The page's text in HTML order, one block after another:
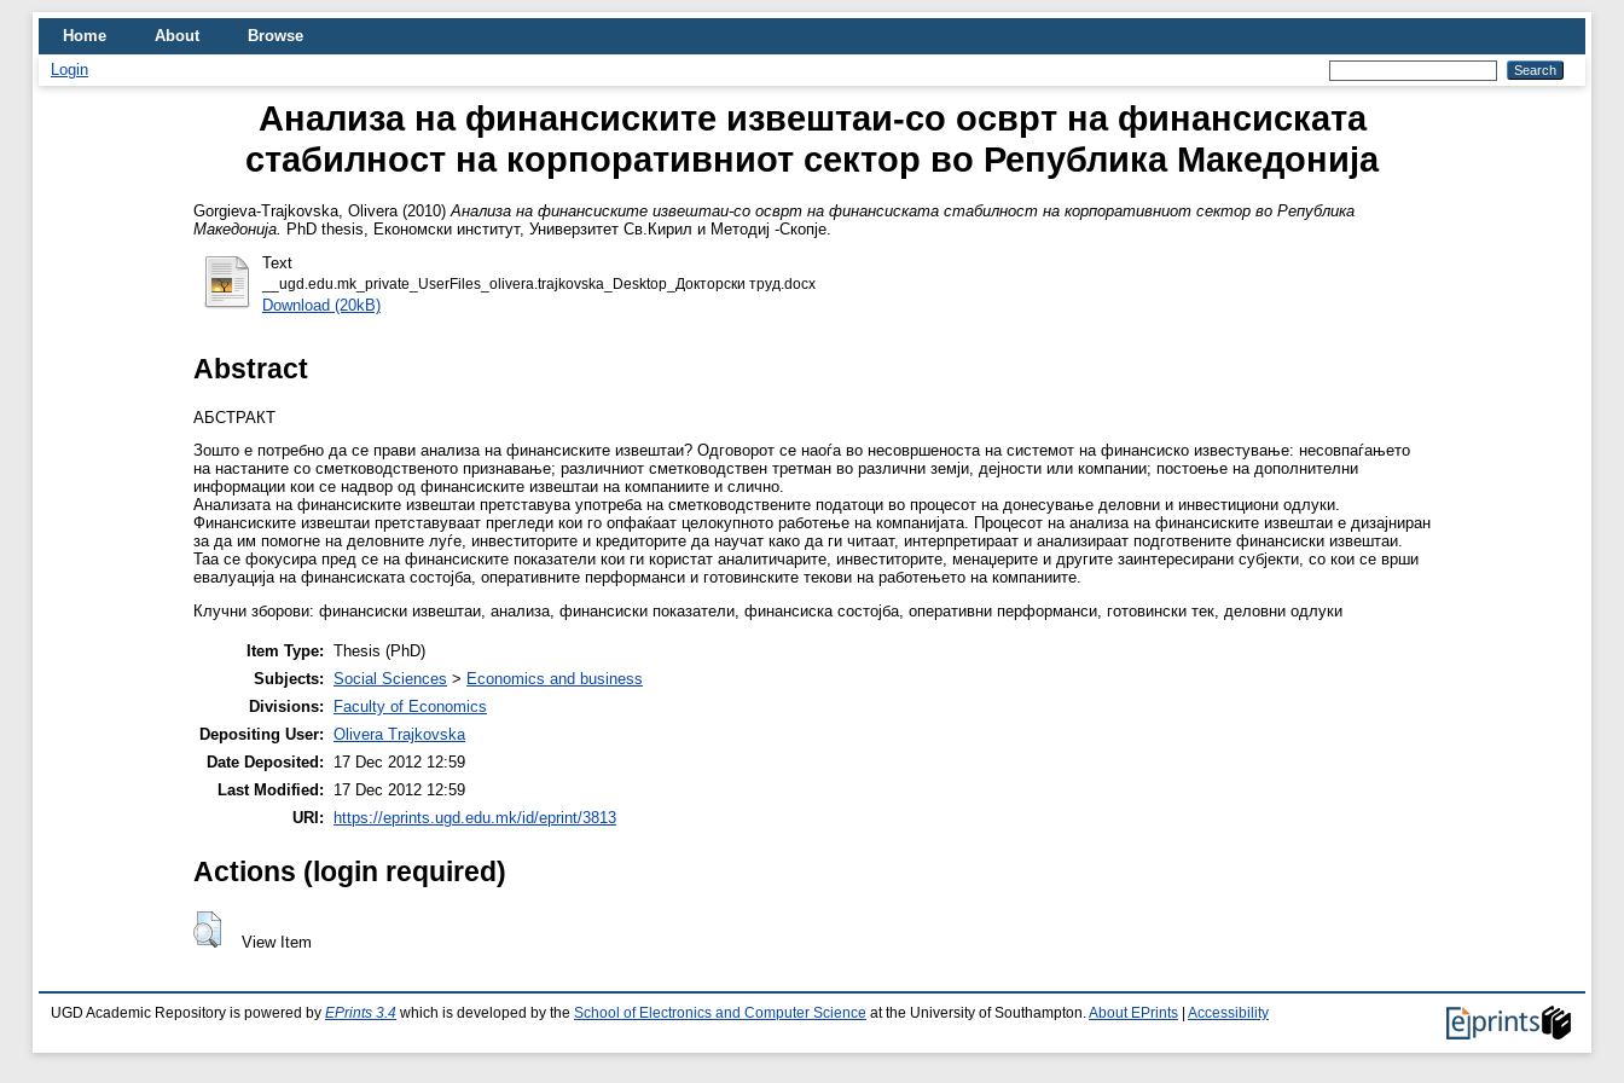
Home About
Browse
Login
Анализа на финансиските извештаи-со осврт на финансиската
стабилност на корпоративниот сектор во Република Македонија
Gorgieva-Trajkovska, Olivera (2010) Анализа на финансиските извештаи-со осврт на финансиската стабилност на корпоративниот сектор во Република
Македонија.
PhD thesis, Eкономски институт, Универзитет Св.Кирил и Методиј -Скопје.
Text
__ugd.edu.mk_private_UserFiles_olivera.trajkovska_Desktop_Докторски труд.docx
Download (20kB)
Abstract
АБСТРАКТ
Зошто е потребно да се прави анализа на финансиските извештаи? Одговорот се наоѓа во несовршеноста на системот на финансиско известување: несовпаѓањето
на настаните со сметководственото признавање; различниот сметководствен третман во различни земји, дејности или компании; постоење на дополнителни
информации кои се надвор од финансиските извештаи на компаниите и слично.
Анализата на финансиските извештаи претставува употреба на сметководствените податоци во процесот на донесување деловни и инвестициони одлуки.
Финансиските извештаи претставуваат прегледи кои го опфаќаат целокупното работење на компанијата. Процесот на анализа на финансиските извештаи е дизајниран
за да им помогне на деловните луѓе, инвеститорите и кредиторите да научат како да ги читаат, интерпретираат и анализираат подготвените финансиски извештаи.
Таа се фокусира пред се на финансиските показатели кои ги користат аналитичарите, инвеститорите, менаџерите и другите заинтересирани субјекти, со кои се врши
евалуација на финансиската состојба, оперативните перформанси и готовинските текови на работењето на компаниите.
Клучни зборови: финансиски извештаи, анализа, финансиски показатели, финансиска состојба, оперативни перформанси, готовински тек, деловни одлуки
Item Type: Thesis (PhD)
Subjects: Social Sciences > Economics and business
Divisions:
Faculty of Economics
Depositing User: Olivera Trajkovska
Date Deposited:
17 Dec 2012 12:59
Last Modified:
17 Dec 2012 12:59
URI:
https://eprints.ugd.edu.mk/id/eprint/3813
Actions (login required)
View Item
UGD Academic Repository is powered by EPrints 3.4 which is developed by the School of Electronics and Computer Science at the University of Southampton. About EPrints Accessibility